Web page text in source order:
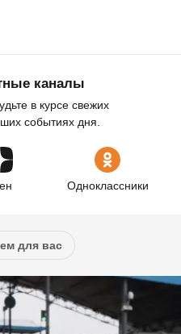
каналы
в курсе свежих
событиях дня.
Одноклассники
для вас